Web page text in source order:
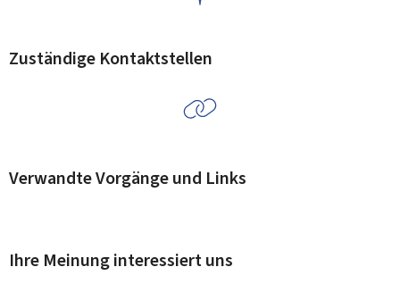
Zuständige Kontaktstellen
Verwandte Vorgänge und Links
Ihre Meinung interessiert uns